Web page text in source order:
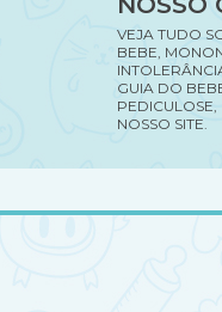
VEJA TUDO
BEBE,
GUIA DO
PEDICULOSE,
NOSSO SITE.